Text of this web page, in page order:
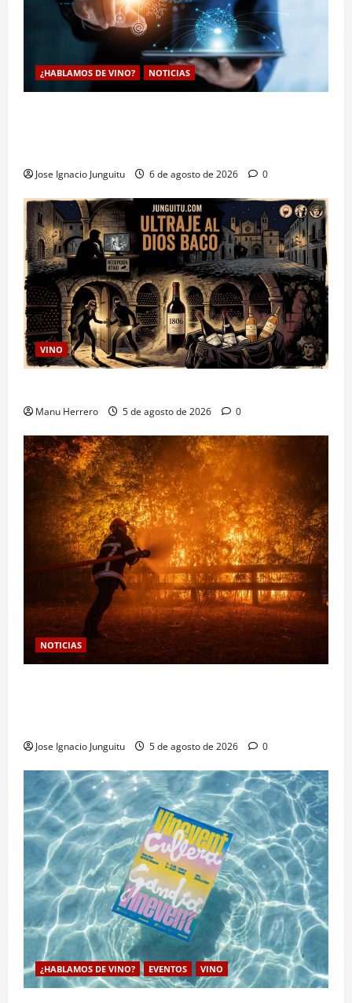
¿HABLAMOS DE VINO? NOTICIAS
Jose Ignacio Junguitu 6 de agosto de 2026 0
VINO
Manu Herrero 5 de agosto de 2026 0
NOTICIAS
Jose Ignacio Junguitu 5 de agosto de 2026 0
¿HABLAMOS DE VINO? EVENTOS VINO